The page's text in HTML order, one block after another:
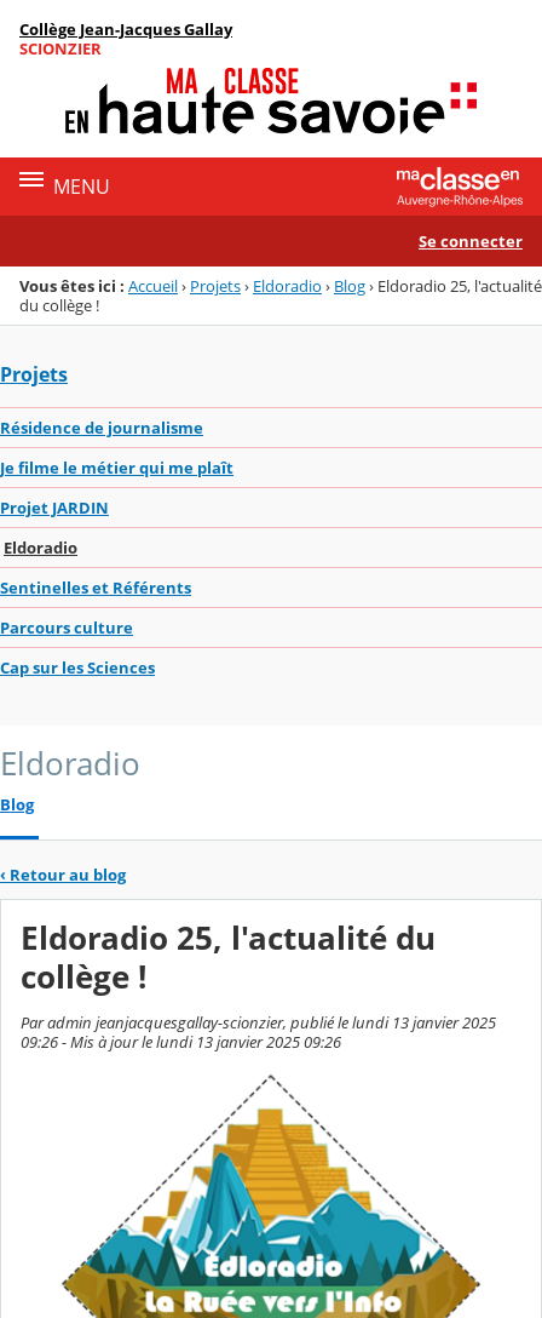
Menu de la rubrique
Contenu
Collège Jean-Jacques Gallay
SCIONZIER
MENU
Se connecter
Vous êtes ici : Accueil› Projets› Eldoradio › Blog› Eldoradio 25, l'actualité
du collège !
Projets
Résidence de journalisme
Je filme le métier qui me plaît
Projet JARDIN
Eldoradio
Sentinelles et Référents
Parcours culture
Cap sur les Sciences
Eldoradio
Blog
‹ Retour au blog
Eldoradio 25, l'actualité du
collège !
Par admin jeanjacquesgallay-scionzier, publié le lundi 13 janvier 2025
09:26 - Mis à jour le lundi 13 janvier 2025 09:26